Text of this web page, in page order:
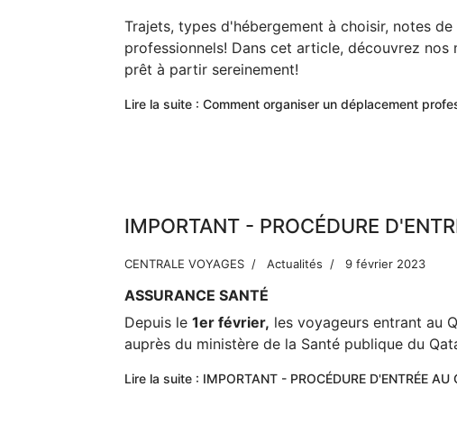
Trajets, types d'hébergement à choisir, notes
professionnels! Dans cet article, découvrez
prêt à partir sereinement!
Lire la suite : Comment organiser un déplacement
IMPORTANT - PROCÉDURE
CENTRALE VOYAGES Actualités 9 février 2023
ASSURANCE SANTÉ
Depuis le 1er février, les voyageurs entrant au
auprès du ministère de la Santé publique du
Lire la suite : IMPORTANT - PROCÉDURE D'ENTRÉE AU